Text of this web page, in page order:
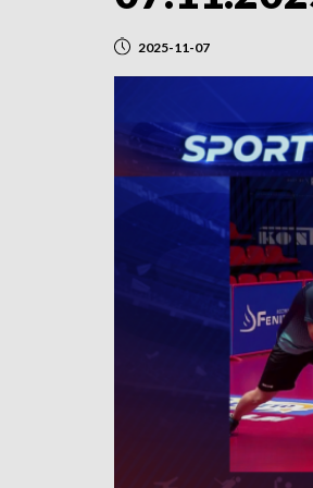
2025-11-07